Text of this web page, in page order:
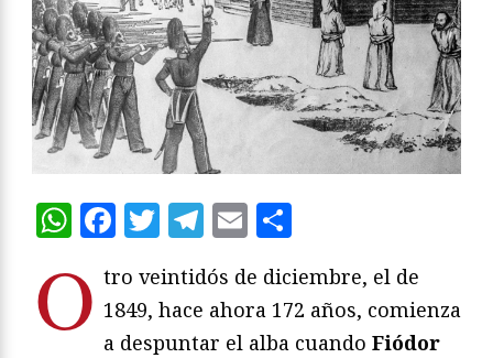
WhatsApp
Facebook
Twitter
Telegram
Email
O tro veintidós de diciembre, el de
1849, hace ahora 172 años, comienza
a despuntar el alba cuando Fiódor